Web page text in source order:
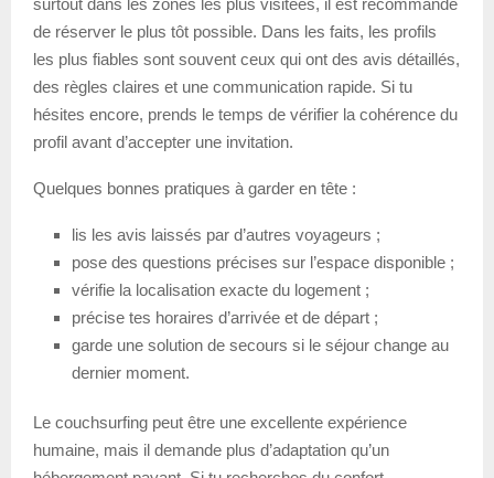
de réserver le plus tôt possible. Dans les faits, les profils
les plus fiables sont souvent ceux qui ont des avis détaillés,
des règles claires et une communication rapide. Si tu
hésites encore, prends le temps de vérifier la cohérence du
profil avant d’accepter une invitation.
Quelques bonnes pratiques à garder en tête :
lis les avis laissés par d’autres voyageurs ;
pose des questions précises sur l’espace disponible ;
vérifie la localisation exacte du logement ;
précise tes horaires d’arrivée et de départ ;
garde une solution de secours si le séjour change au
dernier moment.
Le couchsurfing peut être une excellente expérience
humaine, mais il demande plus d’adaptation qu’un